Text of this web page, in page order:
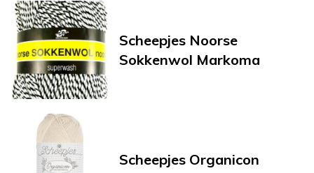
Scheepjes Noorse
Sokkenwol Markoma
Scheepjes Organicon